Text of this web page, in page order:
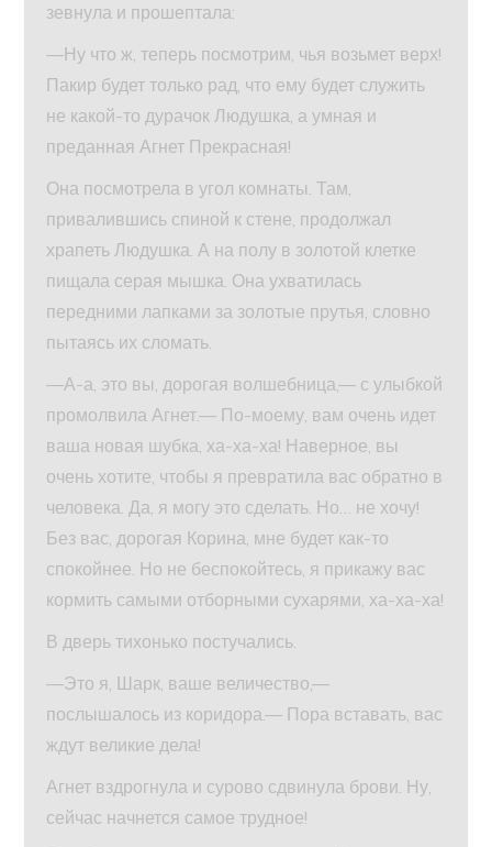
зевнула и прошептала:
—Ну что ж, теперь посмотрим, чья возьмет верх!
Пакир будет только рад, что ему будет служить
не какой-то дурачок Людушка, а умная и
преданная Агнет Прекрасная!
Она посмотрела в угол комнаты. Там,
привалившись спиной к стене, продолжал
храпеть Людушка. А на полу в золотой клетке
пищала серая мышка. Она ухватилась
передними лапками за золотые прутья, словно
пытаясь их сломать.
—А-а, это вы, дорогая волшебница,— с улыбкой
промолвила Агнет.— По-моему, вам очень идет
ваша новая шубка, ха-ха-ха! Наверное, вы
очень хотите, чтобы я превратила вас обратно в
человека. Да, я могу это сделать. Но… не хочу!
Без вас, дорогая Корина, мне будет как-то
спокойнее. Но не беспокойтесь, я прикажу вас
кормить самыми отборными сухарями, ха-ха-ха!
В дверь тихонько постучались.
—Это я, Шарк, ваше величество,—
послышалось из коридора.— Пора вставать, вас
ждут великие дела!
Агнет вздрогнула и сурово сдвинула брови. Ну,
сейчас начнется самое трудное!